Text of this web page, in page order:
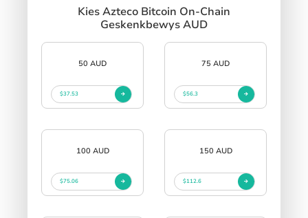
Kies Azteco Bitcoin On-Chain
Geskenkbewys AUD
50 AUD
$37.53
75 AUD
$56.3
100 AUD
$75.06
150 AUD
$112.6